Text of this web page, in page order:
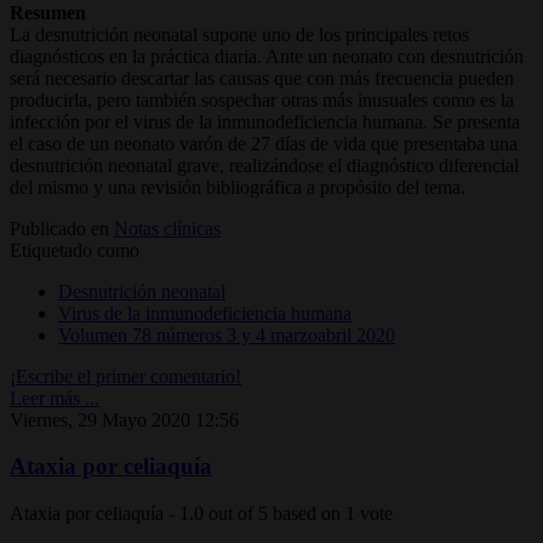
Resumen
La desnutrición neonatal supone uno de los principales retos
diagnósticos en la práctica diaria. Ante un neonato con desnutrición
será necesario descartar las causas que con más frecuencia pueden
producirla, pero también sospechar otras más inusuales como es la
infección por el virus de la inmunodeficiencia humana. Se presenta
el caso de un neonato varón de 27 días de vida que presentaba una
desnutrición neonatal grave, realizándose el diagnóstico diferencial
del mismo y una revisión bibliográfica a propósito del tema.
Publicado en
Notas clínicas
Etiquetado como
Desnutrición neonatal
Virus de la inmunodeficiencia humana
Volumen 78 números 3 y 4 marzoabril 2020
¡Escribe el primer comentario!
Leer más ...
Viernes, 29 Mayo 2020 12:56
Ataxia por celiaquía
Ataxia por celiaquía - 1.0 out of 5 based on 1 vote